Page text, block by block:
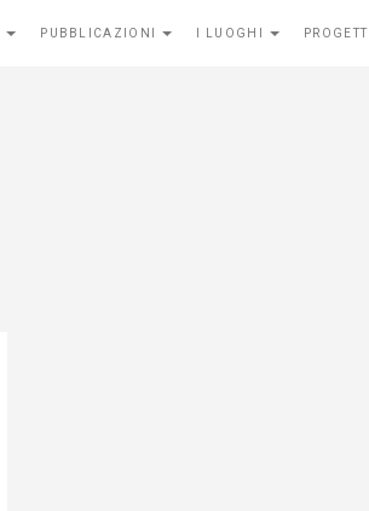
PUBBLICAZIONI I LUOGHI PROGETTI